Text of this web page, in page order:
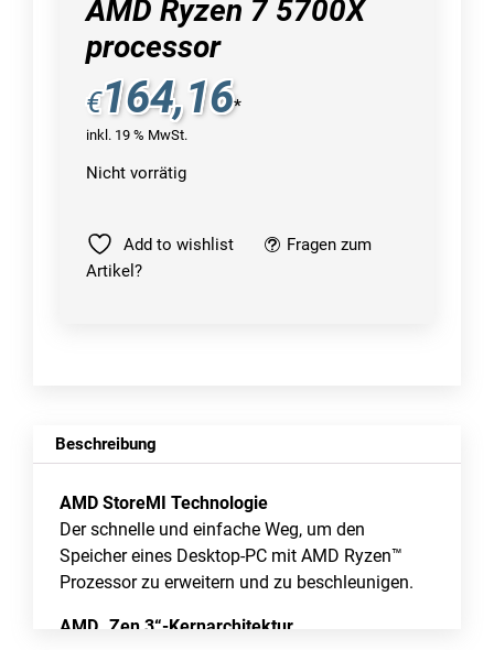
AMD Ryzen 7 5700X
processor
€164,16*
inkl. 19 % MwSt.
Nicht vorrätig
Add to wishlist
Fragen zum
Artikel?
Beschreibung
AMD StoreMI Technologie
Der schnelle und einfache Weg, um den
Speicher eines Desktop-PC mit AMD Ryzen™
Prozessor zu erweitern und zu beschleunigen.
AMD „Zen 3“-Kernarchitektur